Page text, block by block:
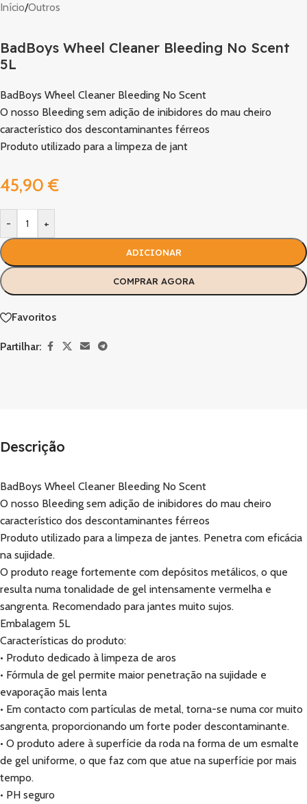
Início/Outros
BadBoys Wheel Cleaner Bleeding No Scent
5L
BadBoys Wheel Cleaner Bleeding No Scent
O nosso Bleeding sem adição de inibidores do mau cheiro
característico dos descontaminantes férreos
Produto utilizado para a limpeza de jant
45,90 €
- +
ADICIONAR
COMPRAR AGORA
Favoritos
Partilhar:
Descrição
BadBoys Wheel Cleaner Bleeding No Scent
O nosso Bleeding sem adição de inibidores do mau cheiro
característico dos descontaminantes férreos
Produto utilizado para a limpeza de jantes. Penetra com eficácia
na sujidade.
O produto reage fortemente com depósitos metálicos, o que
resulta numa tonalidade de gel intensamente vermelha e
sangrenta. Recomendado para jantes muito sujos.
Embalagem 5L
Características do produto:
• Produto dedicado à limpeza de aros
• Fórmula de gel permite maior penetração na sujidade e
evaporação mais lenta
• Em contacto com partículas de metal, torna-se numa cor muito
sangrenta, proporcionando um forte poder descontaminante.
• O produto adere à superfície da roda na forma de um esmalte
de gel uniforme, o que faz com que atue na superfície por mais
tempo.
• PH seguro